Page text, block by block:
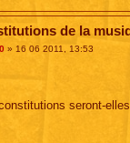
de la
» 16 06 2011, 13:53
seront-